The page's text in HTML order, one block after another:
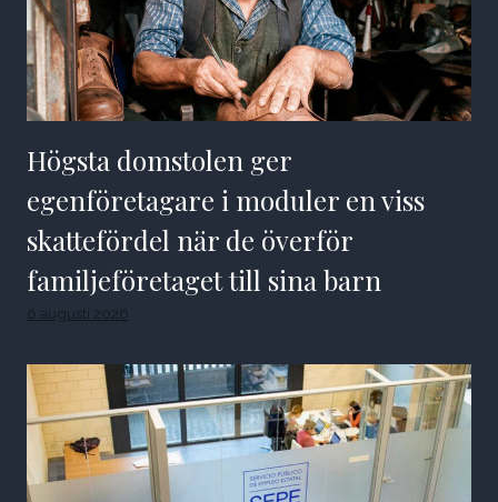
Högsta domstolen ger
egenföretagare i moduler en viss
skattefördel när de överför
familjeföretaget till sina barn
6 augusti 2026